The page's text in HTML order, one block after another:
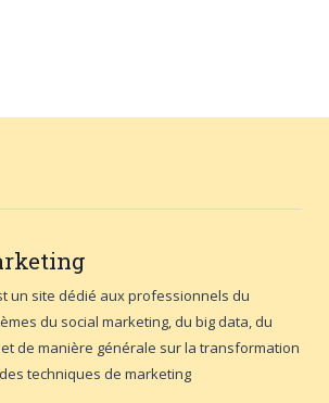
un site dédié aux professionnels du
du social marketing, du big data, du
et de manière générale sur la transformation
techniques de marketing